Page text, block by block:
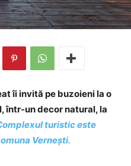
îi invită pe buzoieni la o
într-un decor natural, la
turistic este
Vernești.